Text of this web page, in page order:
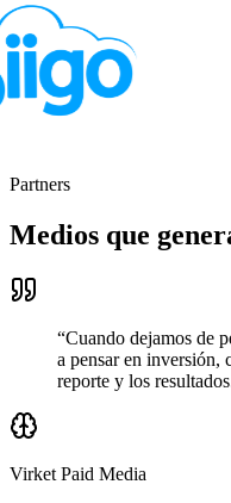
Partners
Medios que
“Cuando dejamos de
a pensar en inversión,
reporte y los
Virket Paid Media